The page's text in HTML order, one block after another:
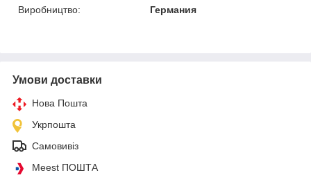
Виробництво:
Германия
Умови доставки
Нова Пошта
Укрпошта
Самовивіз
Meest ПОШТА